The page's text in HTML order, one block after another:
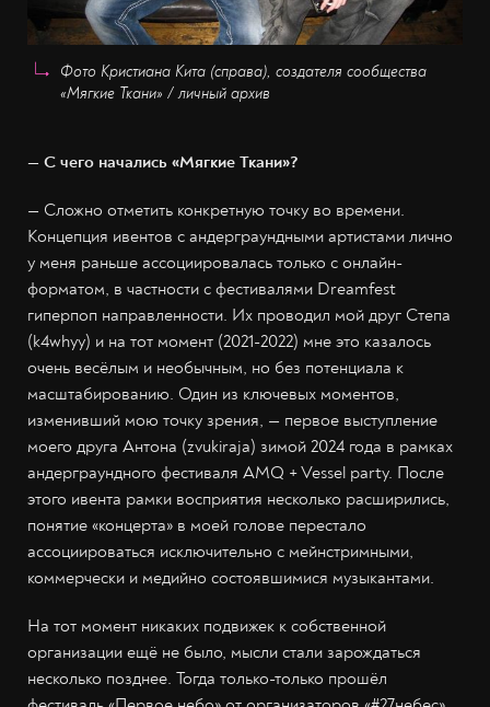
Фото Кристиана Кита (справа), создателя сообщества
«Мягкие Ткани» / личный архив
— С чего начались «Мягкие Ткани»?
— Сложно отметить конкретную точку во времени.
Концепция ивентов с андерграундными артистами лично
у меня раньше ассоциировалась только с онлайн-
форматом, в частности с фестивалями Dreamfest
гиперпоп направленности. Их проводил мой друг Степа
(k4whyy) и на тот момент (2021-2022) мне это казалось
очень весёлым и необычным, но без потенциала к
масштабированию. Один из ключевых моментов,
изменивший мою точку зрения, — первое выступление
моего друга Антона (zvukiraja) зимой 2024 года в рамках
андерграундного фестиваля AMQ + Vessel party. После
этого ивента рамки восприятия несколько расширились,
понятие «концерта» в моей голове перестало
ассоциироваться исключительно с мейнстримными,
коммерчески и медийно состоявшимися музыкантами.
На тот момент никаких подвижек к собственной
организации ещё не было, мысли стали зарождаться
несколько позднее. Тогда только-только прошёл